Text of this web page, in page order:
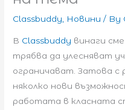
Classbuddy Новини / By
В Classbuddy винаги
трябва да улесняват
ограничават. Затова с
няколко нови
работата в класната